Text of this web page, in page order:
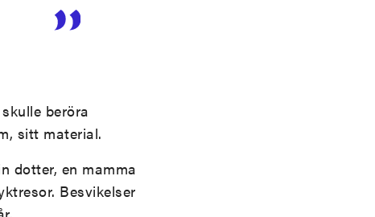
beröra
sitt material.
dotter, en mamma
Besvikelser